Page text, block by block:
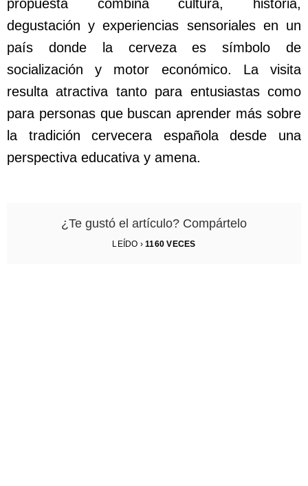
propuesta combina cultura, historia,
degustación y experiencias sensoriales en un
país donde la cerveza es símbolo de
socialización y motor económico. La visita
resulta atractiva tanto para entusiastas como
para personas que buscan aprender más sobre
la tradición cervecera española desde una
perspectiva educativa y amena.
¿Te gustó el artículo? Compártelo
LEÍDO ›1160 VECES